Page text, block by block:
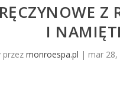
I
przez monroespa.pl | mar 28,